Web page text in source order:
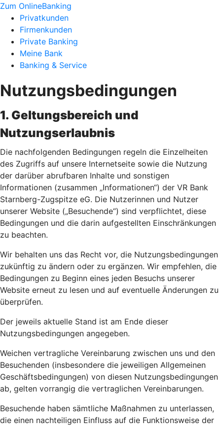
Zum OnlineBanking
Privatkunden
Firmenkunden
Private Banking
Meine Bank
Banking & Service
Nutzungsbedingungen
1. Geltungsbereich und
Nutzungserlaubnis
Die nachfolgenden Bedingungen regeln die Einzelheiten
des Zugriffs auf unsere Internetseite sowie die Nutzung
der darüber abrufbaren Inhalte und sonstigen
Informationen (zusammen „Informationen“) der VR Bank
Starnberg-Zugspitze eG. Die Nutzerinnen und Nutzer
unserer Website („Besuchende“) sind verpflichtet, diese
Bedingungen und die darin aufgestellten Einschränkungen
zu beachten.
Wir behalten uns das Recht vor, die Nutzungsbedingungen
zukünftig zu ändern oder zu ergänzen. Wir empfehlen, die
Bedingungen zu Beginn eines jeden Besuchs unserer
Website erneut zu lesen und auf eventuelle Änderungen zu
überprüfen.
Der jeweils aktuelle Stand ist am Ende dieser
Nutzungsbedingungen angegeben.
Weichen vertragliche Vereinbarung zwischen uns und den
Besuchenden (insbesondere die jeweiligen Allgemeinen
Geschäftsbedingungen) von diesen Nutzungsbedingungen
ab, gelten vorrangig die vertraglichen Vereinbarungen.
Besuchende haben sämtliche Maßnahmen zu unterlassen,
die einen nachteiligen Einfluss auf die Funktionsweise der